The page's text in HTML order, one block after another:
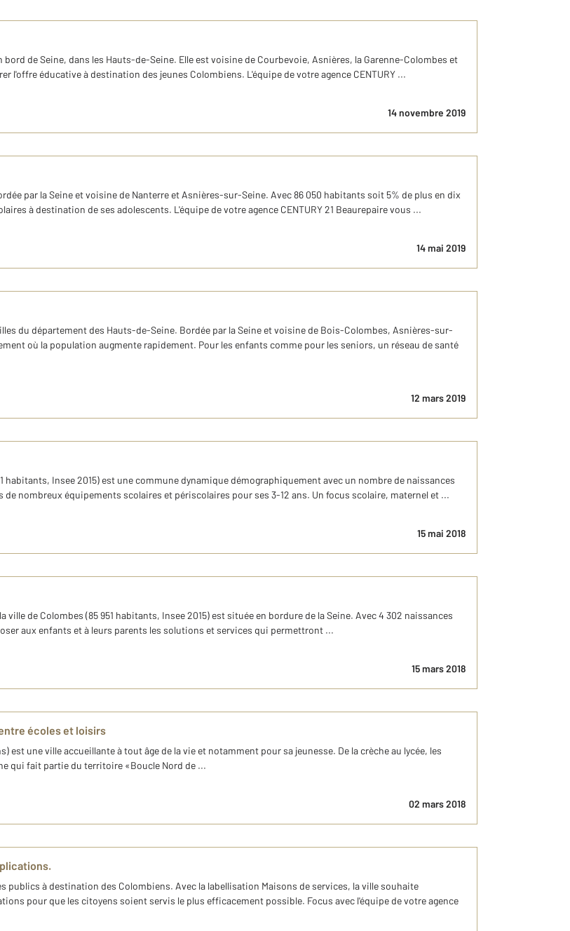
bord de Seine, dans les Hauts-de-Seine. Elle est voisine de Courbevoie, Asnières, la Garenne-Colombes et
l'offre éducative à destination des jeunes Colombiens. L'équipe de votre agence CENTURY ...
14 novembre 2019
par la Seine et voisine de Nanterre et Asnières-sur-Seine. Avec 86 050 habitants soit 5% de plus en dix
à destination de ses adolescents. L'équipe de votre agence CENTURY 21 Beaurepaire vous ...
14 mai 2019
du département des Hauts-de-Seine. Bordée par la Seine et voisine de Bois-Colombes, Asnières-sur-
où la population augmente rapidement. Pour les enfants comme pour les seniors, un réseau de santé
12 mars 2019
habitants, Insee 2015) est une commune dynamique démographiquement avec un nombre de naissances
nombreux équipements scolaires et périscolaires pour ses 3-12 ans. Un focus scolaire, maternel et ...
15 mai 2018
de Colombes (85 951 habitants, Insee 2015) est située en bordure de la Seine. Avec 4 302 naissances
aux enfants et à leurs parents les solutions et services qui permettront ...
15 mars 2018
écoles et loisirs
est une ville accueillante à tout âge de la vie et notamment pour sa jeunesse. De la crèche au lycée, les
qui fait partie du territoire «Boucle Nord de ...
02 mars 2018
publics à destination des Colombiens. Avec la labellisation Maisons de services, la ville souhaite
pour que les citoyens soient servis le plus efficacement possible. Focus avec l'équipe de votre agence